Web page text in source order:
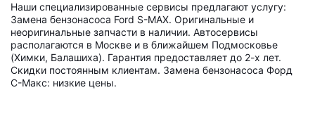
Наши специализированные сервисы предлагают услугу:
Замена бензонасоса Ford S-MAX. Оригинальные и
неоригинальные запчасти в наличии. Автосервисы
располагаются в Москве и в ближайшем Подмосковье
(Химки, Балашиха). Гарантия предоставляет до 2-х лет.
Скидки постоянным клиентам. Замена бензонасоса Форд
С-Макс: низкие цены.